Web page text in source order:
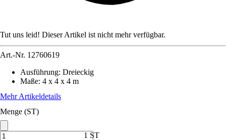
Tut uns leid! Dieser Artikel ist nicht mehr verfügbar.
Art.-Nr. 12760619
Ausführung: Dreieckig
Maße: 4 x 4 x 4 m
Mehr Artikeldetails
Menge (ST)
1 ST